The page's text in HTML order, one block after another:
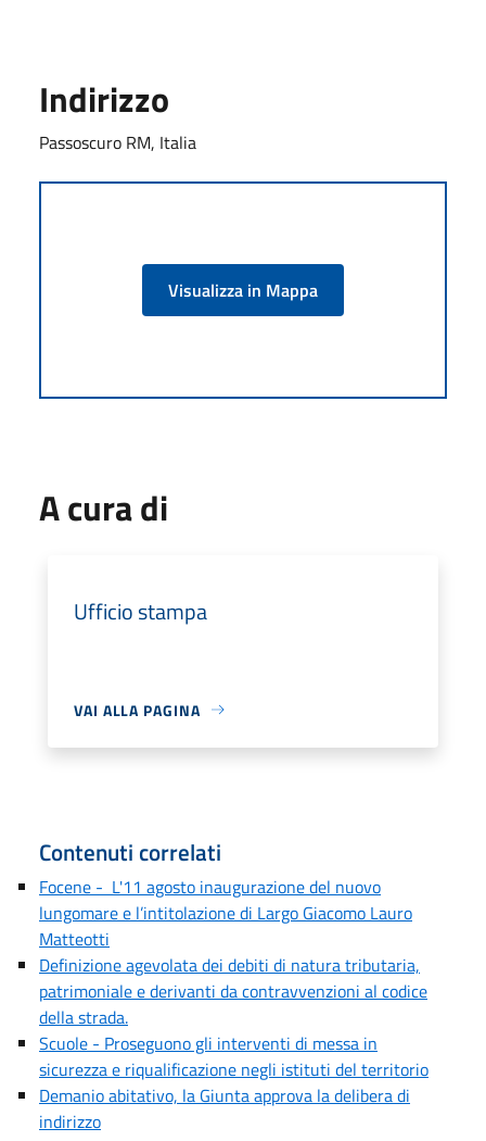
Indirizzo
Passoscuro RM, Italia
Visualizza in Mappa
A cura di
Ufficio stampa
VAI ALLA PAGINA
Contenuti correlati
Focene - L'11 agosto inaugurazione del nuovo
lungomare e l’intitolazione di Largo Giacomo Lauro
Matteotti
Definizione agevolata dei debiti di natura tributaria,
patrimoniale e derivanti da contravvenzioni al codice
della strada.
Scuole - Proseguono gli interventi di messa in
sicurezza e riqualificazione negli istituti del territorio
Demanio abitativo, la Giunta approva la delibera di
indirizzo